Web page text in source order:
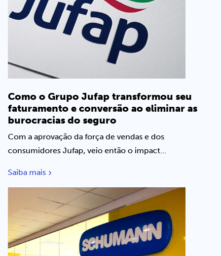
Como o Grupo Jufap transformou seu
faturamento e conversão ao eliminar as
burocracias do seguro
Com a aprovação da força de vendas e dos
consumidores Jufap, veio então o impact...
Saiba mais